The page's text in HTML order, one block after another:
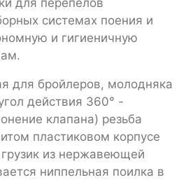
для перепелов
системах поения и
и гигиеничную
для бройлеров, молодняка
действия 360° -
клапана) резьба
пластиковом корпусе
из нержавеющей
ниппельная поилка в